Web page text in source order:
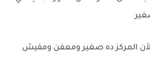
المركز ده صغير ومعفن ومفيش